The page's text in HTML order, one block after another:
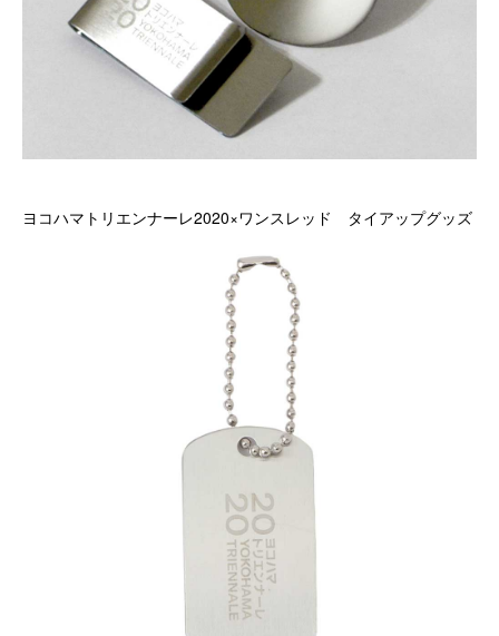
ヨコハマトリエンナーレ2020×ワンスレッド タイアップグッズ